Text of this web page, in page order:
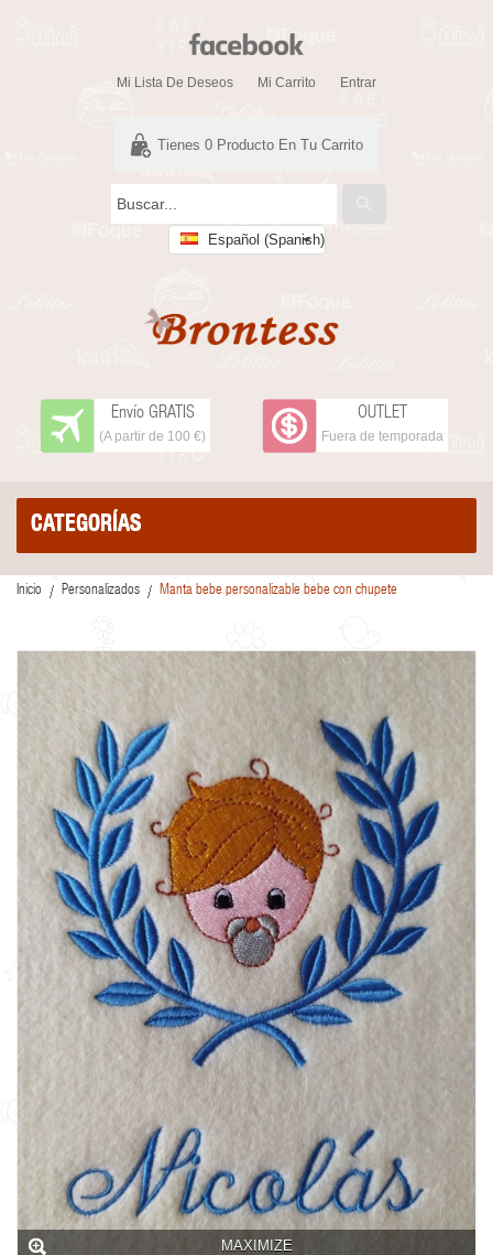
Mi Lista De Deseos Mi Carrito Entrar
Tienes 0 Producto En Tu Carrito
Español (Spanish)
Envío GRATIS
(A partir de 100 €)
OUTLET
Fuera de temporada
CATEGORÍAS
Inicio Personalizados Manta bebe personalizable bebe con chupete
MAXIMIZE